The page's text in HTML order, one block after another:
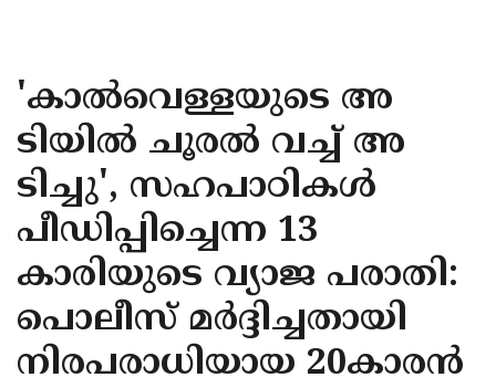
KANNUR
KASARAGOD
'കാൽവെള്ളയുടെ അ
ടിയിൽ ചൂരൽ വച്ച് അ
ടിച്ചു', സഹപാഠികൾ
പീഡിപ്പിച്ചെന്ന 13
കാരിയുടെ വ്യാജ പരാതി:
പൊലീസ് മർദ്ദിച്ചതായി
നിരപരാധിയായ 20കാരൻ